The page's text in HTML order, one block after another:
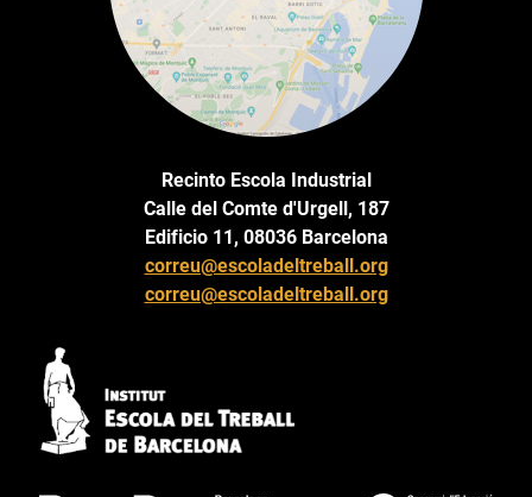
Recinto Escola Industrial
Calle del Comte d'Urgell, 187
Edificio 11, 08036 Barcelona
correu@escoladeltreball.org
correu@escoladeltreball.org